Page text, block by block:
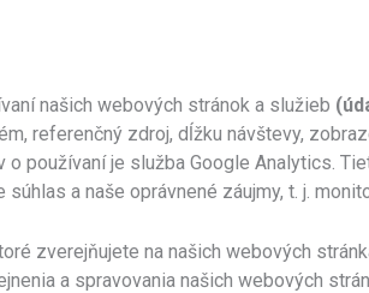
našich webových stránok a služieb
referenčný zdroj, dĺžku návštevy,
o používaní je služba Google Analytics.
a naše oprávnené záujmy, t. j.
zverejňujete na našich webových
a spravovania našich webových